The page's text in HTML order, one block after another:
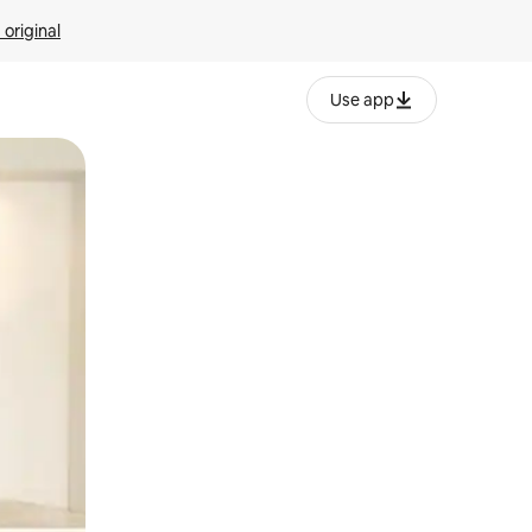
original
Use app
desliza el dedo.